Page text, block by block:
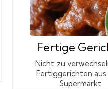
Fertige
Nicht zu
Fertiggerichten aus
Supermarkt